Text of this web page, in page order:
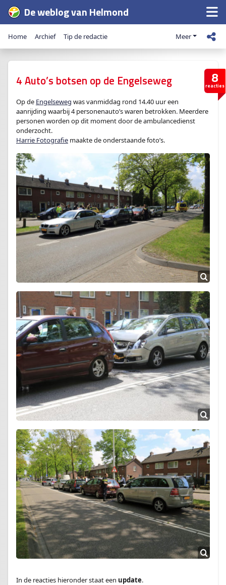
De weblog van Helmond
Home Archief Tip de redactie Meer
8
reacties
4 Auto’s botsen op de Engelseweg
Op de Engelseweg was vanmiddag rond 14.40 uur een
aanrijding waarbij 4 personenauto’s waren betrokken. Meerdere
personen worden op dit moment door de ambulancedienst
onderzocht.
Harrie Fotografie maakte de onderstaande foto’s.
In de reacties hieronder staat een update.